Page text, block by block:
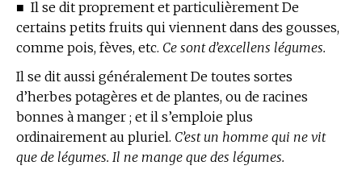
■ Il se dit proprement et particulièrement De
certains petits fruits qui viennent dans des gousses,
comme pois, fèves, etc. Ce sont d’excellens légumes.
Il se dit aussi généralement De toutes sortes
d’herbes potagères et de plantes, ou de racines
bonnes à manger ; et il s’emploie plus
ordinairement au pluriel. C’est un homme qui ne vit
que de légumes. Il ne mange que des légumes.